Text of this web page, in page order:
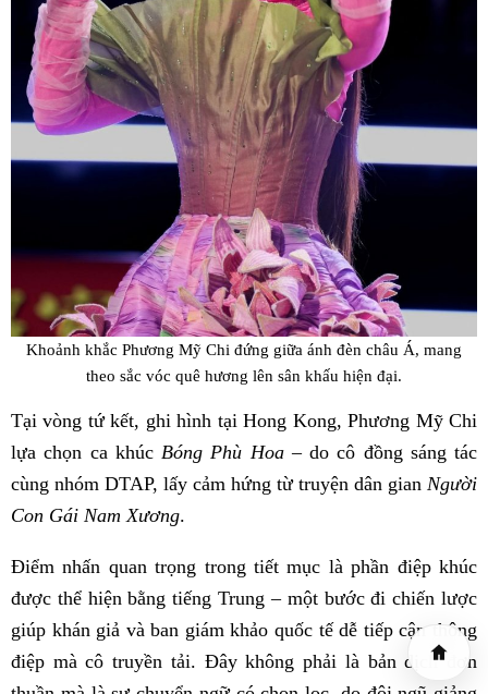
Khoảnh khắc Phương Mỹ Chi đứng giữa ánh đèn châu Á, mang
theo sắc vóc quê hương lên sân khấu hiện đại.
Tại vòng tứ kết, ghi hình tại Hong Kong, Phương Mỹ Chi
lựa chọn ca khúc Bóng Phù Hoa– do cô đồng sáng tác
cùng nhóm DTAP, lấy cảm hứng từ truyện dân gian Người
Con Gái Nam Xương.
Điểm nhấn quan trọng trong tiết mục là phần điệp khúc
được thể hiện bằng tiếng Trung – một bước đi chiến lược
giúp khán giả và ban giám khảo quốc tế dễ tiếp cận thông
điệp mà cô truyền tải. Đây không phải là bản dịch đơn